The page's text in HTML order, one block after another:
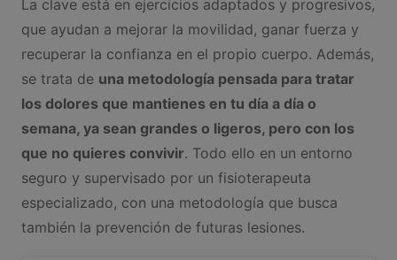
La clave está en ejercicios adaptados y progresivos,
que ayudan a mejorar la movilidad, ganar fuerza y
recuperar la confianza en el propio cuerpo. Además,
se trata de una metodología pensada para tratar
los dolores que mantienes en tu día a día o
semana, ya sean grandes o ligeros, pero con los
que no quieres convivir. Todo ello en un entorno
seguro y supervisado por un fisioterapeuta
especializado, con una metodología que busca
también la prevención de futuras lesiones.